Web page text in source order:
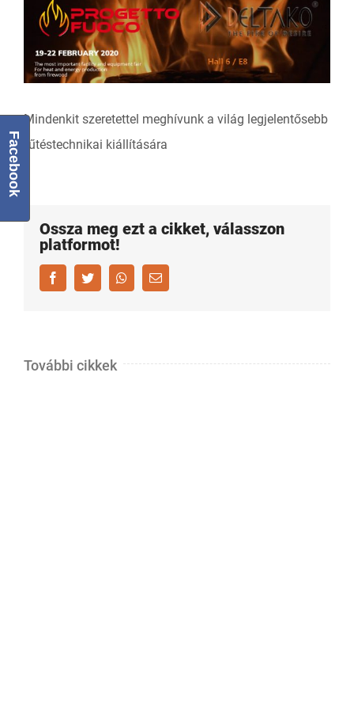
View
Larger
Image
Mindenkit szeretettel meghívunk a világ legjelentősebb
fűtéstechnikai kiállítására
Ossza meg ezt a cikket, válasszon
platformot!
FacebookTwitter WhatsappEmail
További cikkek
Facebook